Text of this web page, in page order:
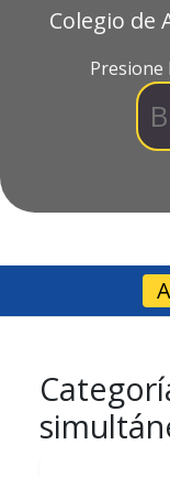
Colegio de
Presione